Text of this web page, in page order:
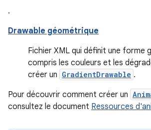
.
Drawable géométrique
Fichier XML qui définit une forme
compris les couleurs et les
créer un GradientDrawable .
Pour découvrir comment créer un
consultez le document Ressources